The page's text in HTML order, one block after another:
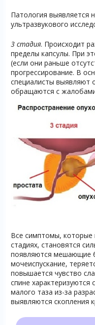
Патология выявляется
ультразвукового
3 стадия. Происходит
пределы капсулы. При
(если они раньше
прогрессирование. В
специалисты выявляют
обращаются с
Все симптомы,
стадиях, становятся
появляются мешающие
мочеиспускание,
повышается чувство
спине характеризуются
малого таза из-за
выявляются скопления